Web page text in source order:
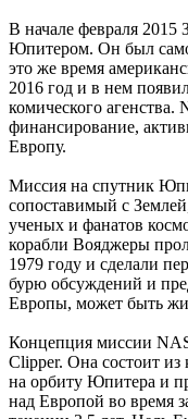
В начале февраля
Юпитером. Он был
это же время
2016 год и в нем
комического
финансирование,
Европу.
Миссия на спутник
сопоставимый с
ученых и фанатов
корабли Вояджеры
1979 году и сделали
бурю обсуждений и
Европы, может быть
Концепция миссии
Clipper. Она состоит из
на орбиту Юпитера и
над Европой во время